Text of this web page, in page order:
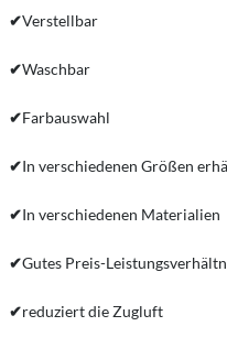
✔Verstellbar
✔Waschbar
✔Farbauswahl
✔In verschiedenen Größen
✔In verschiedenen Materialien
✔Gutes Preis-
✔reduziert die Zugluft